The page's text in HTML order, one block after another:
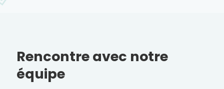
Rencontre avec notre
équipe